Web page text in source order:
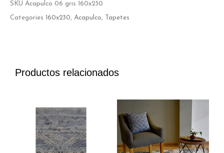
SKU Acapulco 06 gris 160x230
Categories 160x230, Acapulco, Tapetes
Productos relacionados